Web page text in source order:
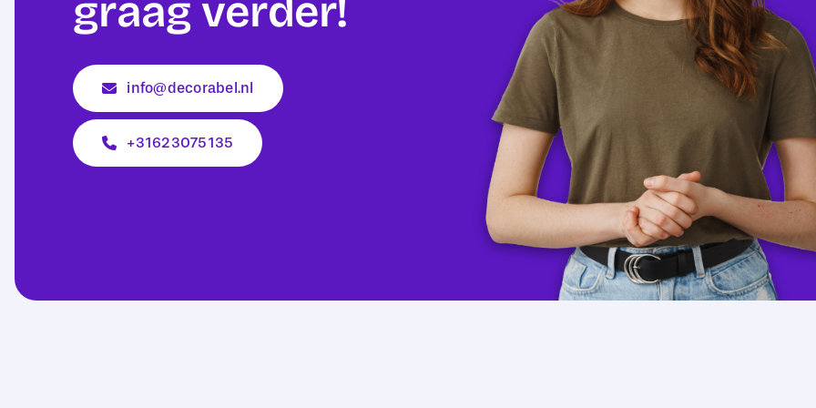
graag verder!
info@decorabel.nl
+31623075135